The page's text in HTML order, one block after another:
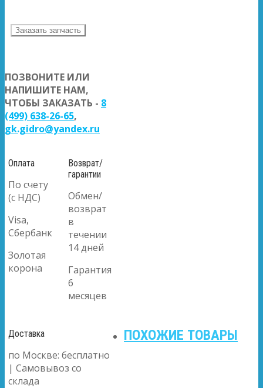
Заказать запчасть
ПОЗВОНИТЕ ИЛИ
НАПИШИТЕ НАМ,
ЧТОБЫ ЗАКАЗАТЬ - 8
(499) 638-26-65,
gk.gidro@yandex.ru
Оплата
По счету
(с НДС)
Visa,
Сбербанк
Золотая
корона
Возврат/
гарантии
Обмен/
возврат
в
течении
14 дней
Гарантия
6
месяцев
Доставка
по Москве: бесплатно
| Самовывоз со
склада
ПОХОЖИЕ ТОВАРЫ